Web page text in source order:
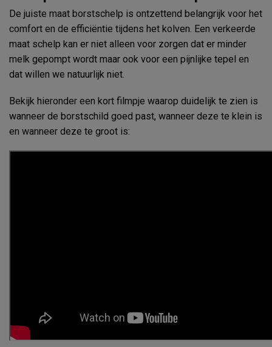
De juiste maat borstschelp is ontzettend belangrijk voor het
comfort en de efficiëntie tijdens het kolven. Een verkeerde
maat schelp kan er niet alleen voor zorgen dat er minder
melk gepompt wordt maar ook voor een pijnlijke tepel en
dat willen we natuurlijk niet.
Bekijk hieronder een kort filmpje waarop duidelijk te zien is
wanneer de borstschild goed past, wanneer deze te klein is
en wanneer deze te groot is: